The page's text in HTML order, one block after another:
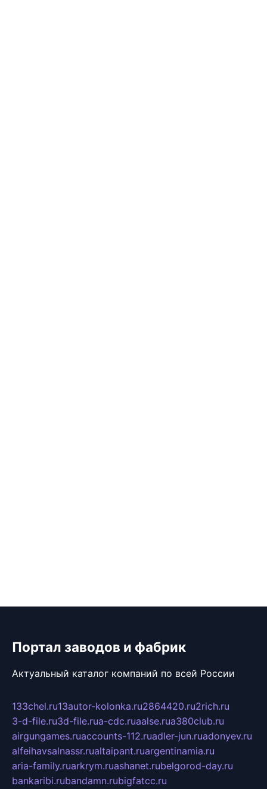
Портал заводов и фабрик
Актуальный каталог компаний по всей России
133chel.ru13autor-kolonka.ru2864420.ru2rich.ru
3-d-file.ru3d-file.rua-cdc.ruaalse.rua380club.ru
airgungames.ruaccounts-112.ruadler-jun.ruadonyev.ru
alfeihavsalnassr.rualtaipant.ruargentinamia.ru
aria-family.ruarkrym.ruashanet.rubelgorod-day.ru
bankaribi.rubandamn.rubigfatcc.ru